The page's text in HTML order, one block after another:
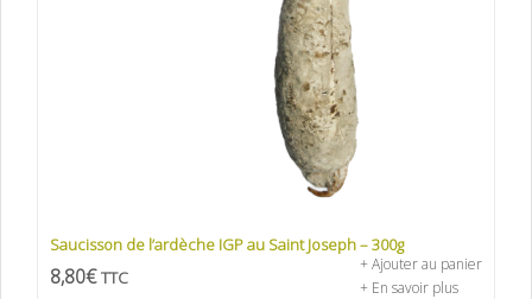
Saucisson de l’ardèche IGP au Saint Joseph – 300g
8,80€ TTC
+ Ajouter au panier
+ En savoir plus